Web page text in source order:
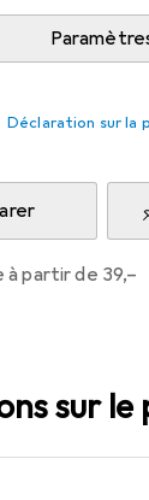
Déclaration sur la
pièce
3
EUR
10,12
par
à partir de 39,–
sur le